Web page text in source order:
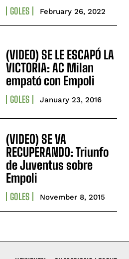
GOLES February 26, 2022
(VIDEO) SE LE ESCAPÓ LA
VICTORIA: AC Milan
empató con Empoli
GOLES January 23, 2016
(VIDEO) SE VA
RECUPERANDO: Triunfo
de Juventus sobre
Empoli
GOLES November 8, 2015